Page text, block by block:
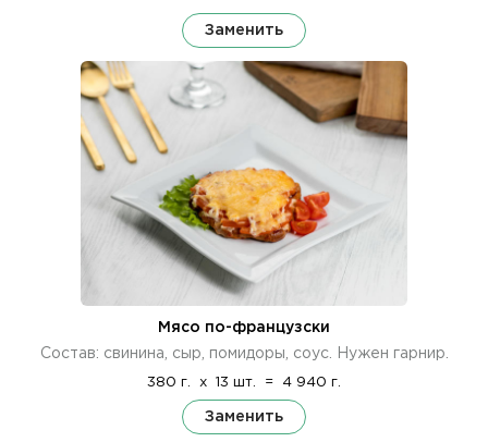
Заменить
Мясо по-французски
Состав: свинина, сыр, помидоры, соус. Нужен гарнир.
380 г. x 13 шт. = 4 940 г.
Заменить